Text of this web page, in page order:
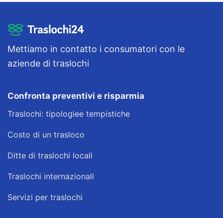
Mettiamo in contatto i consumatori con le
aziende di traslochi
Confronta preventivi e risparmia
Traslochi: tipologiee tempistiche
Costo di un trasloco
Ditte di traslochi locali
Traslochi internazionali
Servizi per traslochi